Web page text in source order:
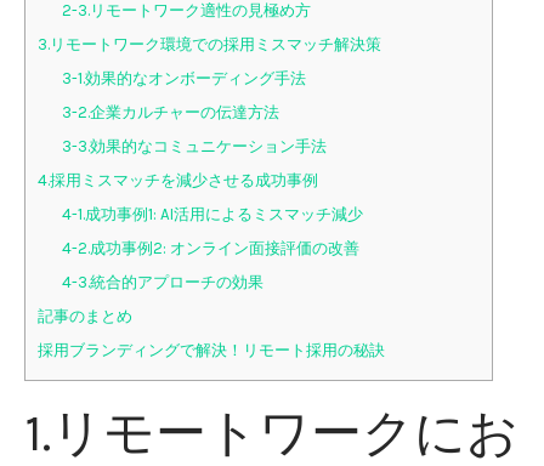
2-3.リモートワーク適性の見極め方
3.リモートワーク環境での採用ミスマッチ解決策
3-1.効果的なオンボーディング手法
3-2.企業カルチャーの伝達方法
3-3.効果的なコミュニケーション手法
4.採用ミスマッチを減少させる成功事例
4-1.成功事例1: AI活用によるミスマッチ減少
4-2.成功事例2: オンライン面接評価の改善
4-3.統合的アプローチの効果
記事のまとめ
採用ブランディングで解決！リモート採用の秘訣
1.リモートワークにお